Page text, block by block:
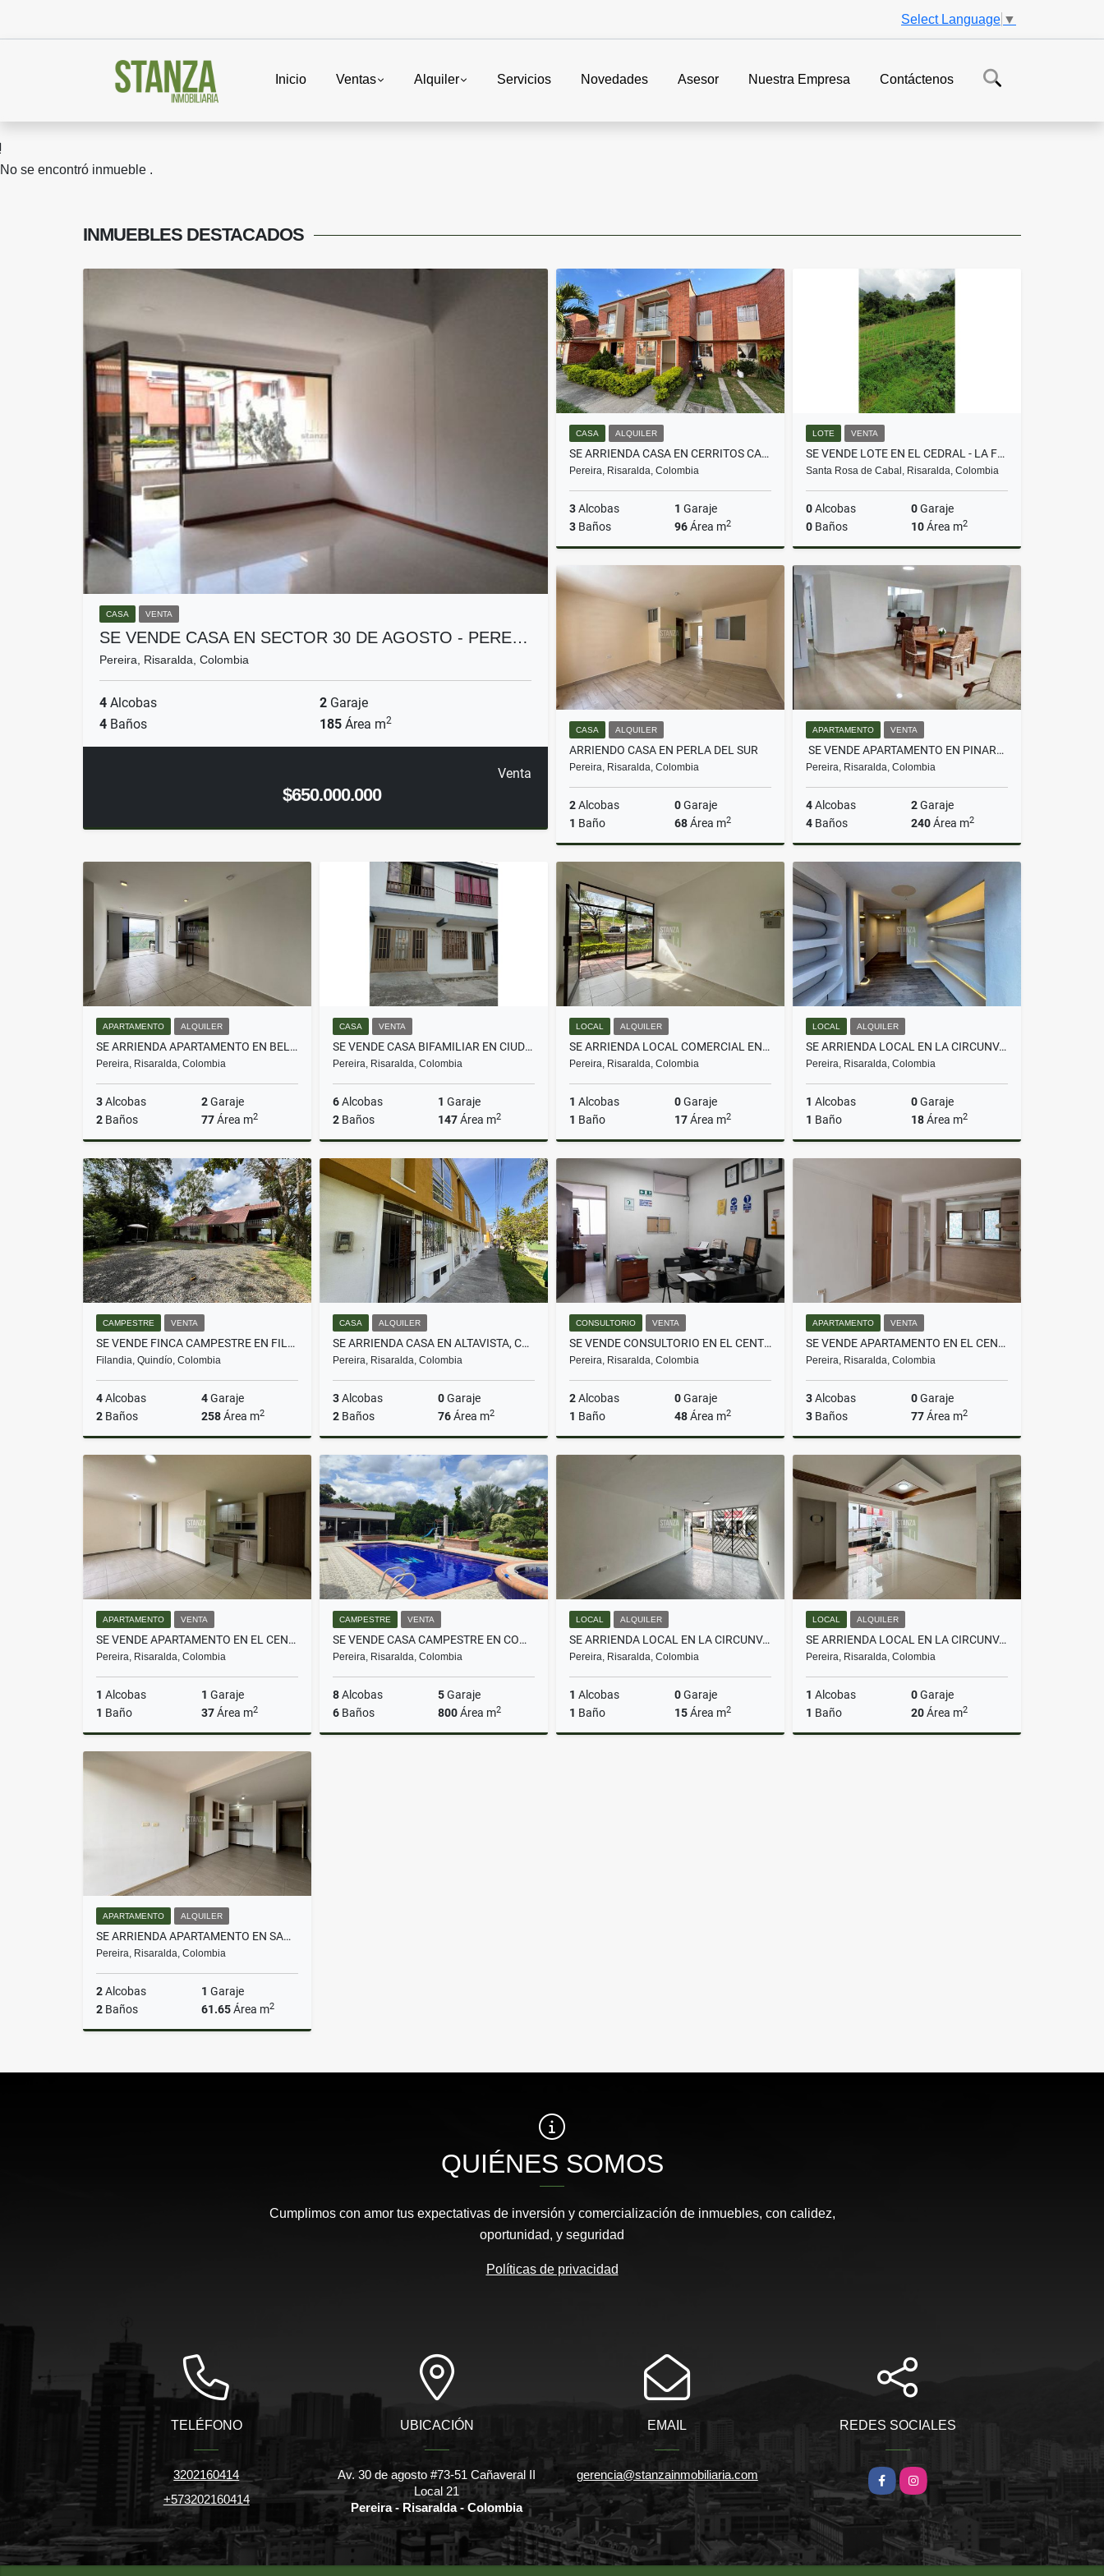
Select Language ▼
Inicio Ventas Alquiler Servicios Novedades Asesor Nuestra Empresa Contáctenos
No se encontró inmueble .
INMUEBLES DESTACADOS
CASA VENTA
SE VENDE CASA EN SECTOR 30 DE AGOSTO - PERE…
Pereira, Risaralda, Colombia
4 Alcobas 2 Garaje
4 Baños 185 Área m2
Venta
$650.000.000
CASA ALQUILER
SE ARRIENDA CASA EN CERRITOS CAMPESTRE - PEREIRA
Pereira, Risaralda, Colombia
3Alcobas 1 Garaje
3 Baños 96Área m2
LOTE VENTA
SE VENDE LOTE EN EL CEDRAL - LA FLORIDA, SANTA ROSA DE CABAL
Santa Rosa de Cabal, Risaralda, Colombia
0Alcobas 0Garaje
0 Baños 10Área m2
Venta
$600.000.000
CASA ALQUILER
ARRIENDO CASA EN PERLA DEL SUR
Pereira, Risaralda, Colombia
2Alcobas 0Garaje
1 Baño 68Área m2
APARTAMENTO VENTA
SE VENDE APARTAMENTO EN PINARES - PEREIRA
Pereira, Risaralda, Colombia
4Alcobas 2Garaje
4 Baños 240Área m2
Venta
$950.000.000
APARTAMENTO ALQUILER
SE ARRIENDA APARTAMENTO EN BELMONTE - PEREIRA
Pereira, Risaralda, Colombia
3Alcobas 2Garaje
2 Baños 77Área m2
Alquiler
$3.300.000
CASA VENTA
SE VENDE CASA BIFAMILIAR EN CIUDAD JARDÍN - PEREIRA
Pereira, Risaralda, Colombia
6Alcobas 1 Garaje
2 Baños 147Área m2
Venta
$420.000.000
LOCAL ALQUILER
SE ARRIENDA LOCAL COMERCIAL EN CAÑAVERAL 1 - PEREIRA
Pereira, Risaralda, Colombia
1 Alcobas 0Garaje
1 Baño 17Área m2
Alquiler
$1.200.000
LOCAL ALQUILER
SE ARRIENDA LOCAL EN LA CIRCUNVALAR - PEREIRA
Pereira, Risaralda, Colombia
1 Alcobas 0Garaje
1 Baño 18Área m2
CAMPESTRE VENTA
SE VENDE FINCA CAMPESTRE EN FILANDIA - QUINDIO
Filandia, Quindío, Colombia
4Alcobas 4Garaje
2 Baños 258Área m2
CASA ALQUILER
SE ARRIENDA CASA EN ALTAVISTA, CUBA - PEREIRA
Pereira, Risaralda, Colombia
3Alcobas 0Garaje
2 Baños 76Área m2
Alquiler
$1.300.000
CONSULTORIO VENTA
SE VENDE CONSULTORIO EN EL CENTRO - PEREIRA
Pereira, Risaralda, Colombia
2Alcobas 0Garaje
1 Baño 48Área m2
APARTAMENTO VENTA
SE VENDE APARTAMENTO EN EL CENTRO - PEREIRA
Pereira, Risaralda, Colombia
3Alcobas 0Garaje
3 Baños 77Área m2
$280.000.000
APARTAMENTO VENTA
SE VENDE APARTAMENTO EN EL CENTRO - PEREIRA
Pereira, Risaralda, Colombia
1 Alcobas 1 Garaje
1 Baño 37Área m2
Venta
$205.000.000
CAMPESTRE VENTA
SE VENDE CASA CAMPESTRE EN COMBIA - PEREIRA
Pereira, Risaralda, Colombia
8Alcobas 5Garaje
6 Baños 800Área m2
LOCAL ALQUILER
SE ARRIENDA LOCAL EN LA CIRCUNVALAR - PEREIRA
Pereira, Risaralda, Colombia
1 Alcobas 0Garaje
1 Baño 15Área m2
LOCAL ALQUILER
SE ARRIENDA LOCAL EN LA CIRCUNVALAR - PEREIRA
Pereira, Risaralda, Colombia
1 Alcobas 0Garaje
1 Baño 20Área m2
APARTAMENTO ALQUILER
SE ARRIENDA APARTAMENTO EN SAN SILVESTRE - MERCASA
Pereira, Risaralda, Colombia
2Alcobas 1 Garaje
2 Baños 61.65Área m2
$1.800.000
QUIÉNES SOMOS
Cumplimos con amor tus expectativas de inversión y comercialización de inmuebles, con calidez,
oportunidad, y seguridad
Políticas de privacidad
TELÉFONO
3202160414
+573202160414
UBICACIÓN
Av. 30 de agosto #73-51 Cañaveral II
Local 21
Pereira - Risaralda - Colombia
EMAIL
gerencia@stanzainmobiliaria.com
REDES SOCIALES
FacebookInstagram